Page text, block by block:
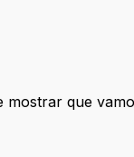
mostrar que